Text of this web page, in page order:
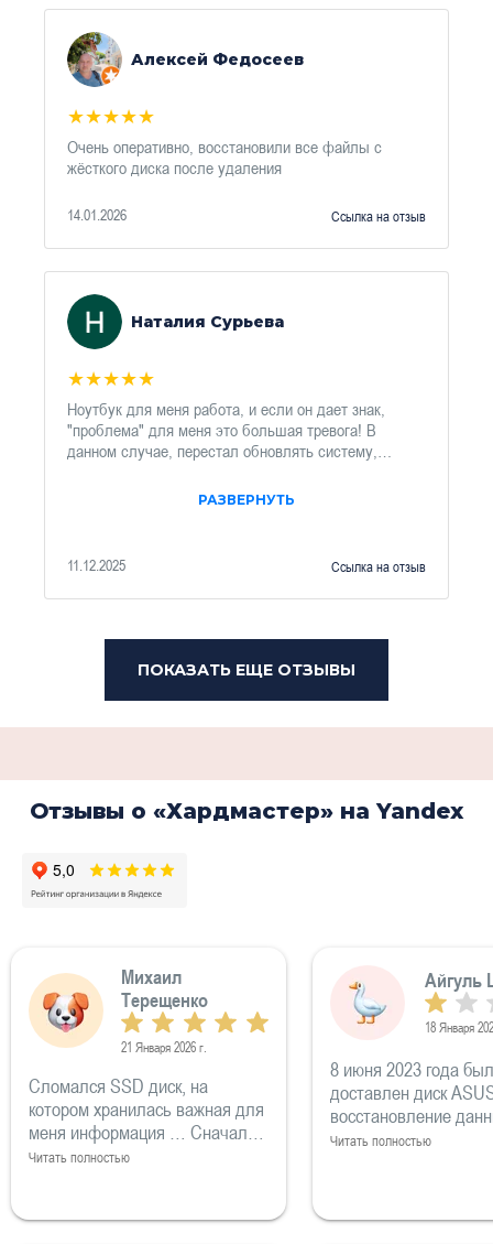
что им благодарен… Так что рекомендую
Алексей Федосеев
★★★★★
Очень оперативно, восстановили все файлы с
жёсткого диска после удаления
14.01.2026 Ссылка на отзыв
Наталия Сурьева
★★★★★
Ноутбук для меня работа, и если он дает знак,
"проблема" для меня это большая тревога! В
данном случае, перестал обновлять систему,
диагностику и сказал, что нет повода для
писатель.
РАЗВЕРНУТЬ
11.12.2025 Ссылка на отзыв
ПОКАЗАТЬ ЕЩЕ ОТЗЫВЫ
Отзывы о «Хардмастер» на Yandex
Михаил
Терещенко
21 Января 2026 г.
Сломался SSD диск, на
котором хранилась важная для
меня информация … Сначала
был шокирова, не знал что
Пообещали все восстановить.
Читать полностью
Айгуль
18 Января
8 июня 2023 года был
доставлен диск
восстановление
Присвоенный номер
Читать полностью